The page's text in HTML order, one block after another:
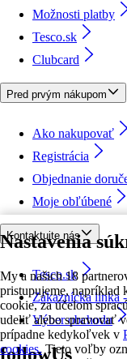
Nastavenia
My a našich 18
pristupujeme, napríklad
cookie, za účelom
udeliť alebo spravovať
prípadne kedykoľvek v
cookies. Tieto voľby
Možnosti platby
Tesco.sk
Clubcard
Pred prvým nákupom
Ako nakupovať
Registrácia
Objednanie
Moje obľúbené
Kontaktujte nás
Tesco.sk
Zákaznícka linka
Výber obchodu
followUs